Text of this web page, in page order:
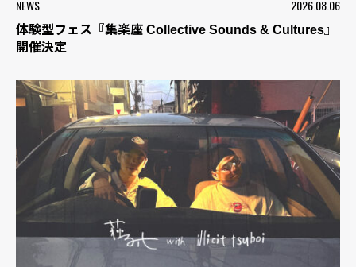
NEWS 2026.08.06
体験型フェス『集楽座 Collective Sounds & Cultures』
開催決定